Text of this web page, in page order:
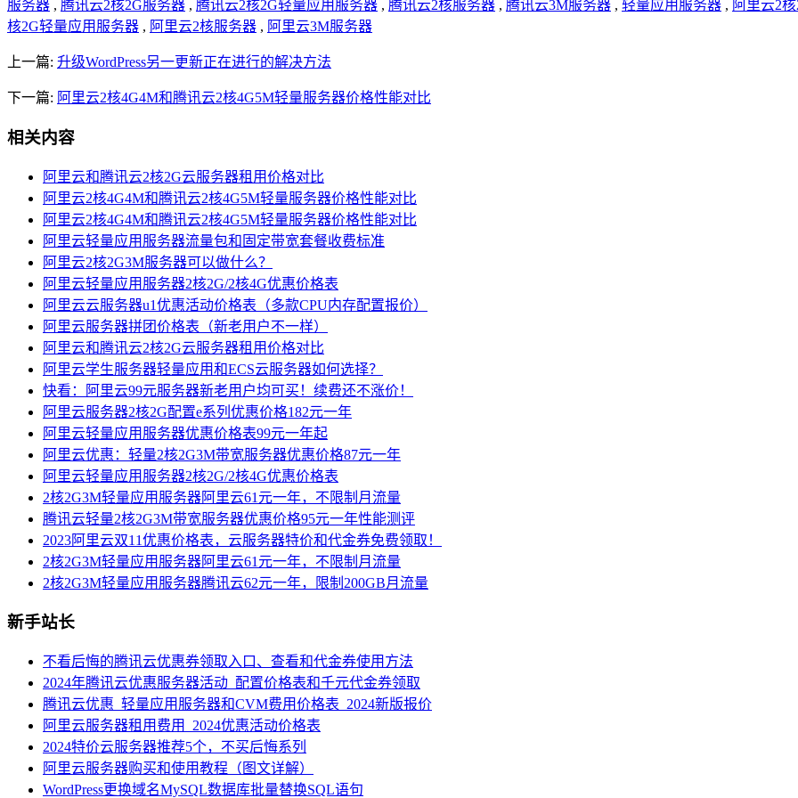
服务器 , 腾讯云2核2G服务器 , 腾讯云2核2G轻量应用服务器 , 腾讯云2核服务器 , 腾讯云3M服务器 , 轻量应用服务器 , 阿里云2
核2G轻量应用服务器 , 阿里云2核服务器 , 阿里云3M服务器
上一篇: 升级WordPress另一更新正在进行的解决方法
下一篇: 阿里云2核4G4M和腾讯云2核4G5M轻量服务器价格性能对比
相关内容
阿里云和腾讯云2核2G云服务器租用价格对比
阿里云2核4G4M和腾讯云2核4G5M轻量服务器价格性能对比
阿里云2核4G4M和腾讯云2核4G5M轻量服务器价格性能对比
阿里云轻量应用服务器流量包和固定带宽套餐收费标准
阿里云2核2G3M服务器可以做什么？
阿里云轻量应用服务器2核2G/2核4G优惠价格表
阿里云云服务器u1优惠活动价格表（多款CPU内存配置报价）
阿里云服务器拼团价格表（新老用户不一样）
阿里云和腾讯云2核2G云服务器租用价格对比
阿里云学生服务器轻量应用和ECS云服务器如何选择？
快看：阿里云99元服务器新老用户均可买！续费还不涨价！
阿里云服务器2核2G配置e系列优惠价格182元一年
阿里云轻量应用服务器优惠价格表99元一年起
阿里云优惠：轻量2核2G3M带宽服务器优惠价格87元一年
阿里云轻量应用服务器2核2G/2核4G优惠价格表
2核2G3M轻量应用服务器阿里云61元一年，不限制月流量
腾讯云轻量2核2G3M带宽服务器优惠价格95元一年性能测评
2023阿里云双11优惠价格表，云服务器特价和代金券免费领取！
2核2G3M轻量应用服务器阿里云61元一年，不限制月流量
2核2G3M轻量应用服务器腾讯云62元一年，限制200GB月流量
新手站长
不看后悔的腾讯云优惠券领取入口、查看和代金券使用方法
2024年腾讯云优惠服务器活动_配置价格表和千元代金券领取
腾讯云优惠_轻量应用服务器和CVM费用价格表_2024新版报价
阿里云服务器租用费用_2024优惠活动价格表
2024特价云服务器推荐5个，不买后悔系列
阿里云服务器购买和使用教程（图文详解）
WordPress更换域名MySQL数据库批量替换SQL语句